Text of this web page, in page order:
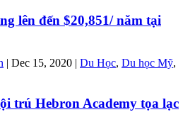
lên đến $20,851/ năm tại
Dec 15, 2020 Du Học, Du học Mỹ,
trú Hebron Academy tọa lạc